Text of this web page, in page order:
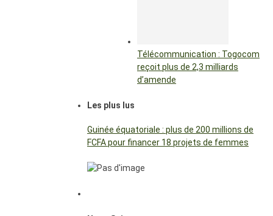
Télécommunication : Togocom
reçoit plus de 2,3 milliards
d’amende
Les plus lus
Guinée équatoriale : plus de 200 millions de
FCFA pour financer 18 projets de femmes